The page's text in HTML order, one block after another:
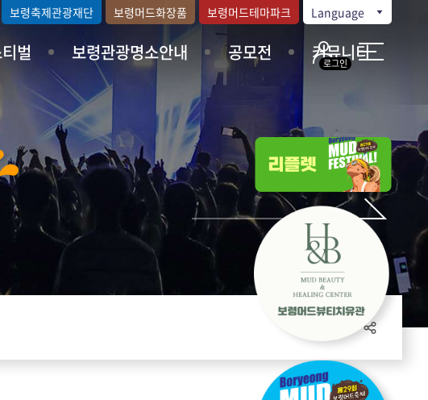
벌 보령관광명소안내 공모전 커뮤니티
보령축제관광재단 보령머드화장품 보령머드테마파크 Language
로그인